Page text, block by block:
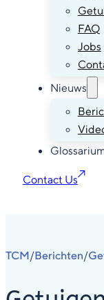
FAQ
Jobs
Nieuws
Contact Us
TCM/Berichten/